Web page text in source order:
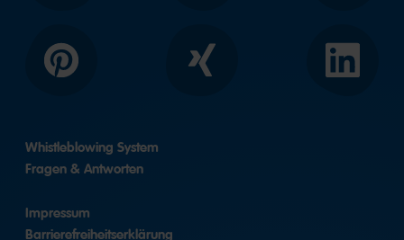
Pinterest Xing LinkedIn
Whistleblowing System
Fragen & Antworten
Impressum
Barrierefreiheitserklärung